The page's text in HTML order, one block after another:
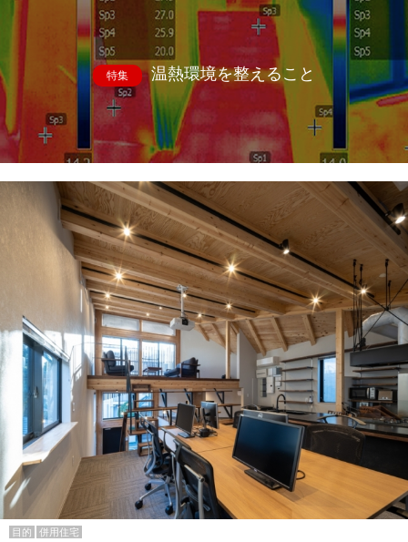
特集 温熱環境を整えること
目的 併用住宅